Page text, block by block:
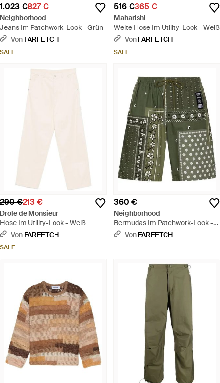
1.023 €827 €
Neighborhood
Jeans Im Patchwork-Look - Grün
Von FARFETCH
SALE
516 €365 €
Maharishi
Weite Hose Im Utility-Look - Weiß
Von FARFETCH
SALE
290 €213 €
Drole de Monsieur
Hose Im Utility-Look - Weiß
Von FARFETCH
SALE
360 €
Neighborhood
Bermudas Im Patchwork-Look -
GrünVon FARFETCH